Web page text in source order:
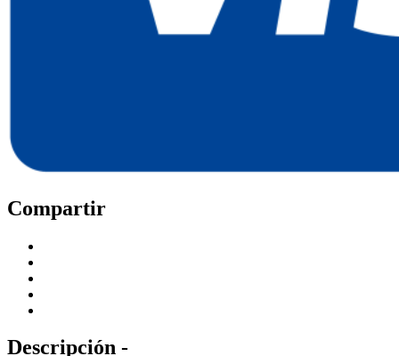
Compartir
Descripción -